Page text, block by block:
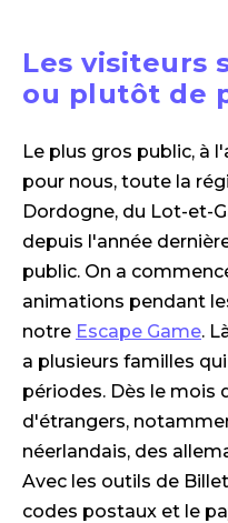
Les visiteurs
ou plutôt de
Le plus gros public, à
pour nous, toute la
Dordogne, du Lot-et-
depuis l'année
public. On a
animations pendant
notre Escape Game.
a plusieurs familles
périodes. Dès le mois
d'étrangers,
néerlandais, des
Avec les outils de
codes postaux et le